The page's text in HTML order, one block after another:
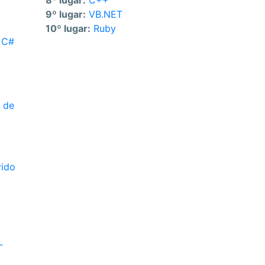
de
9º lugar: VB.NET
10º lugar: Ruby